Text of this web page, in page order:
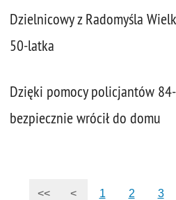
Dzielnicowy z Radomyśla
50-latka
Dzięki pomocy policjantów
bezpiecznie wrócił do domu
<< < 1 2 3